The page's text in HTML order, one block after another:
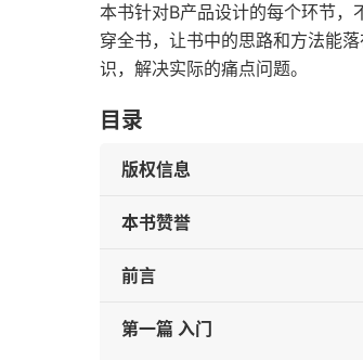
本书针对B产品设计的每个环节
穿全书，让书中的思路和方法能
识，解决实际的痛点问题。
目录
版权信息
本书赞誉
前言
第一篇 入门